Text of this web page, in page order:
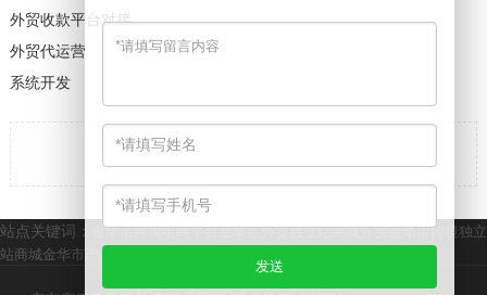
外贸收款平台对接
外贸代运营
系统开发
站点关键词： 金华市跨境电商平台金华市外贸独立站商城开发金华市跨境独立
站商城金华市产品出海商城服务